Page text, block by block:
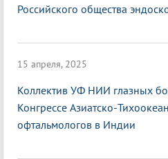
Российского общества
15 апреля, 2025
Коллектив УФ НИИ глазных
Конгрессе Азиатско-
офтальмологов в Индии